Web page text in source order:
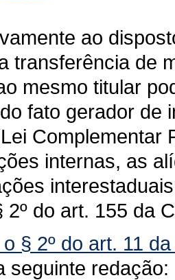
ao
transferência de
mesmo titular
fato gerador de
Complementar
internas, as
2º do art. 155 da
§ 2º do art. 11
seguinte redação: